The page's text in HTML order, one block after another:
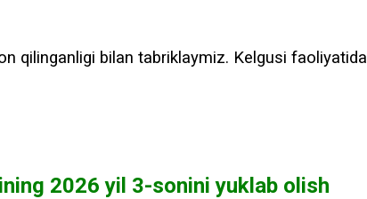
qilinganligi bilan tabriklaymiz. Kelgusi faoliyatida
2026 yil 3-sonini yuklab olish